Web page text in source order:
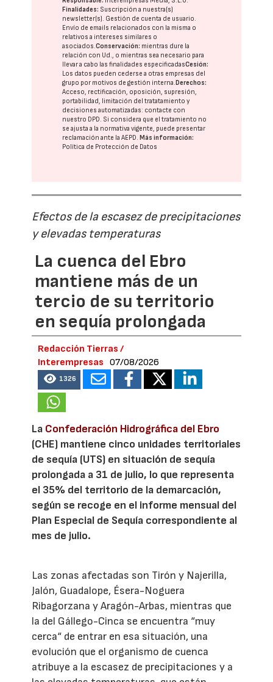
Finalidades: Suscripción a nuestra(s)
newsletter(s). Gestión de cuenta de usuario.
Envío de emails relacionados con la misma o
relativos a intereses similares o
asociados.Conservación: mientras dure la
relación con Ud., o mientras sea necesario para
llevar a cabo las finalidades especificadasCesión:
Los datos pueden cederse a otras empresas del
grupo por motivos de gestión interna.Derechos:
Acceso, rectificación, oposición, supresión,
portabilidad, limitación del tratatamiento y
decisiones automatizadas: contacte con
nuestro DPD. Si considera que el tratamiento no
se ajusta a la normativa vigente, puede presentar
reclamación ante laAEPD.Más información:
Política de Protección de Datos
Efectos de la escasez de precipitaciones
y elevadas temperaturas
La cuenca del Ebro
mantiene más de un
tercio de su territorio
en sequía prolongada
Redacción Tierras /
Interempresas
07/08/2026
1326
La Confederación Hidrográfica del Ebro
(CHE) mantiene cinco unidades territoriales
de sequía (UTS) en situación de sequía
prolongada a 31 de julio, lo que representa
el 35% del territorio de la demarcación,
según se recoge en el informe mensual del
Plan Especial de Sequía correspondiente al
mes de julio.
Las zonas afectadas son Tirón y Najerilla,
Jalón, Guadalope, Ésera-Noguera
Ribagorzana y Aragón-Arbas, mientras que
la del Gállego-Cinca se encuentra “muy
cerca“ de entrar en esa situación, una
evolución que el organismo de cuenca
atribuye a la escasez de precipitaciones y a